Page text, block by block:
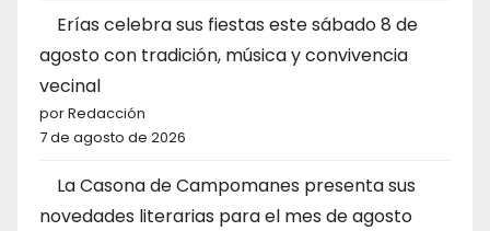
Erías celebra sus fiestas este sábado 8 de
agosto con tradición, música y convivencia
vecinal
por Redacción
7 de agosto de 2026
La Casona de Campomanes presenta sus
novedades literarias para el mes de agosto